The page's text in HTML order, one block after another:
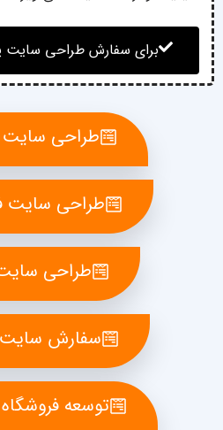
برای سفارش طراحی سایت
طراحی سایت
طراحی سایت
طراحی
سفارش
توسعه